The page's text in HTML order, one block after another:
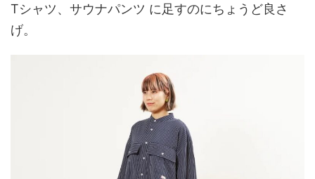
Tシャツ、サウナパンツ に足すのにちょうど良さ
げ。